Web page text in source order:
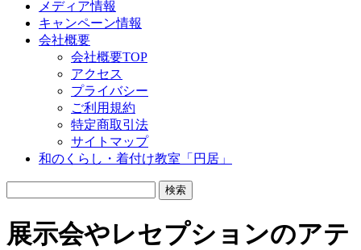
メディア情報
キャンペーン情報
会社概要
会社概要TOP
アクセス
プライバシー
ご利用規約
特定商取引法
サイトマップ
和のくらし・着付け教室「円居」
展示会やレセプションのアテ